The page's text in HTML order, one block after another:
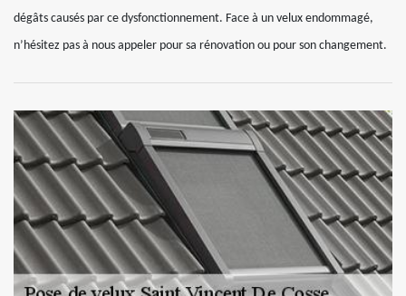
dégâts causés par ce dysfonctionnement. Face à un velux endommagé,
n’hésitez pas à nous appeler pour sa rénovation ou pour son changement.